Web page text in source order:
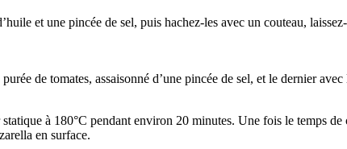
et une pincée de sel, puis hachez-les avec un couteau,
de tomates, assaisonné d’une pincée de sel, et le dernier
à 180°C pendant environ 20 minutes. Une fois le temps
en surface.